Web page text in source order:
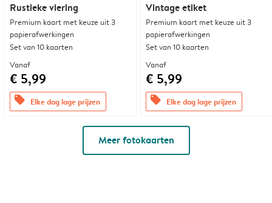
Rustieke viering
Premium kaart met keuze uit 3
papierafwerkingen
Set van 10 kaarten
Vanaf
€ 5,99
offers Elke dag lage prijzen
Vintage etiket
Premium kaart met keuze uit 3
papierafwerkingen
Set van 10 kaarten
Vanaf
€ 5,99
offers Elke dag lage prijzen
Meer fotokaarten